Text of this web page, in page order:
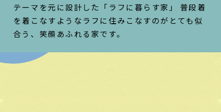
テーマを元に設計した「ラフに暮らす家」 普段着
を着こなすようなラフに住みこなすのがとても似
合う、笑顔あふれる家です。